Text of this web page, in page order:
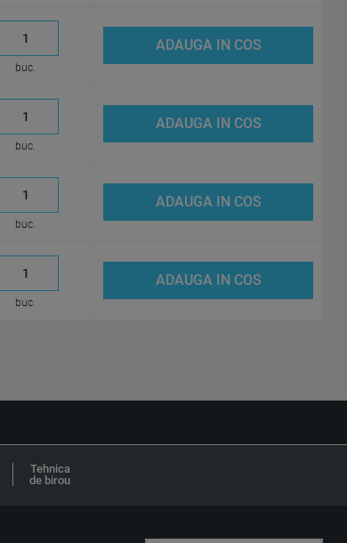
buc.
ADAUGA IN COS
buc.
ADAUGA IN COS
buc.
ADAUGA IN COS
buc.
ADAUGA IN COS
Tehnica
de birou